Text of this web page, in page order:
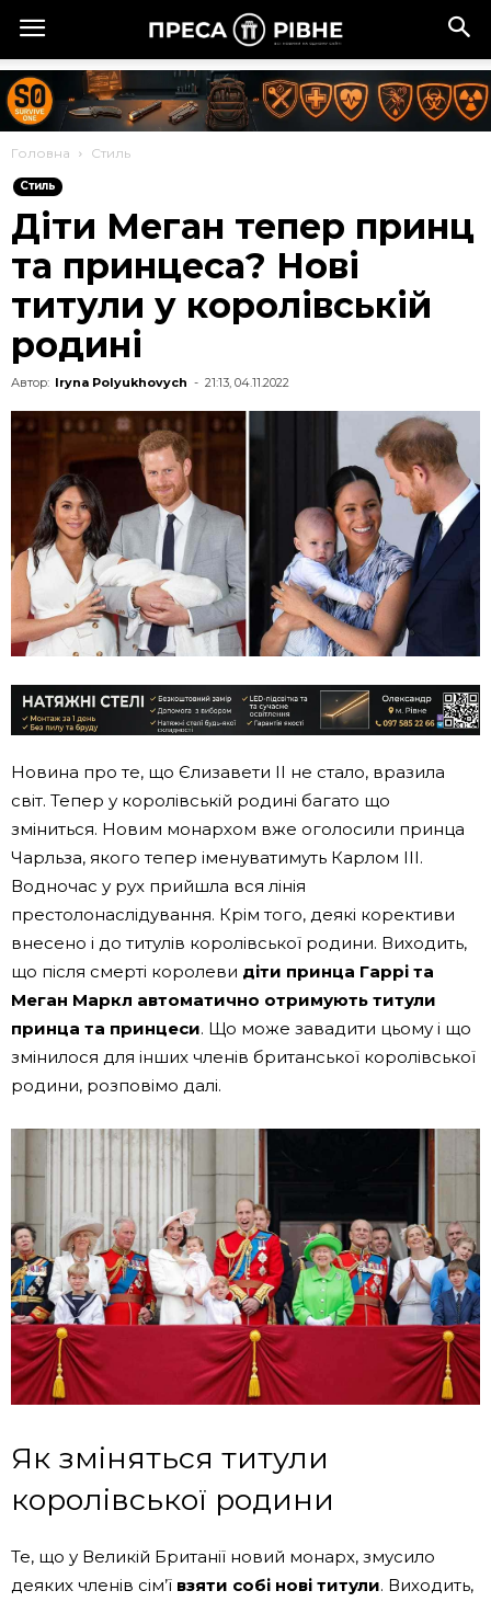
Головна Стиль
Стиль
Діти Меган тепер принц
та принцеса? Нові
титули у королівській
родині
Автор: Iryna Polyukhovych - 21:13, 04.11.2022
Новина про те, що Єлизавети II не стало, вразила
світ. Тепер у королівській родині багато що
зміниться. Новим монархом вже оголосили принца
Чарльза, якого тепер іменуватимуть Карлом III.
Водночас у рух прийшла вся лінія
престолонаслідування. Крім того, деякі корективи
внесено і до титулів королівської родини. Виходить,
що після смерті королеви діти принца Гаррі та
Меган Маркл автоматично отримують титули
принца та принцеси. Що може завадити цьому і що
змінилося для інших членів британської королівської
родини, розповімо далі.
Як зміняться титули
королівської родини
Те, що у Великій Британії новий монарх, змусило
деяких членів сім’ї взяти собі нові титули. Виходить,